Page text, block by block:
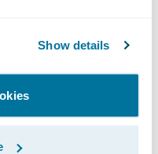
Show details
approche
du legacy, tout
et